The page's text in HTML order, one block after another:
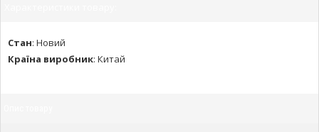
Стан: Новий
Країна виробник: Китай